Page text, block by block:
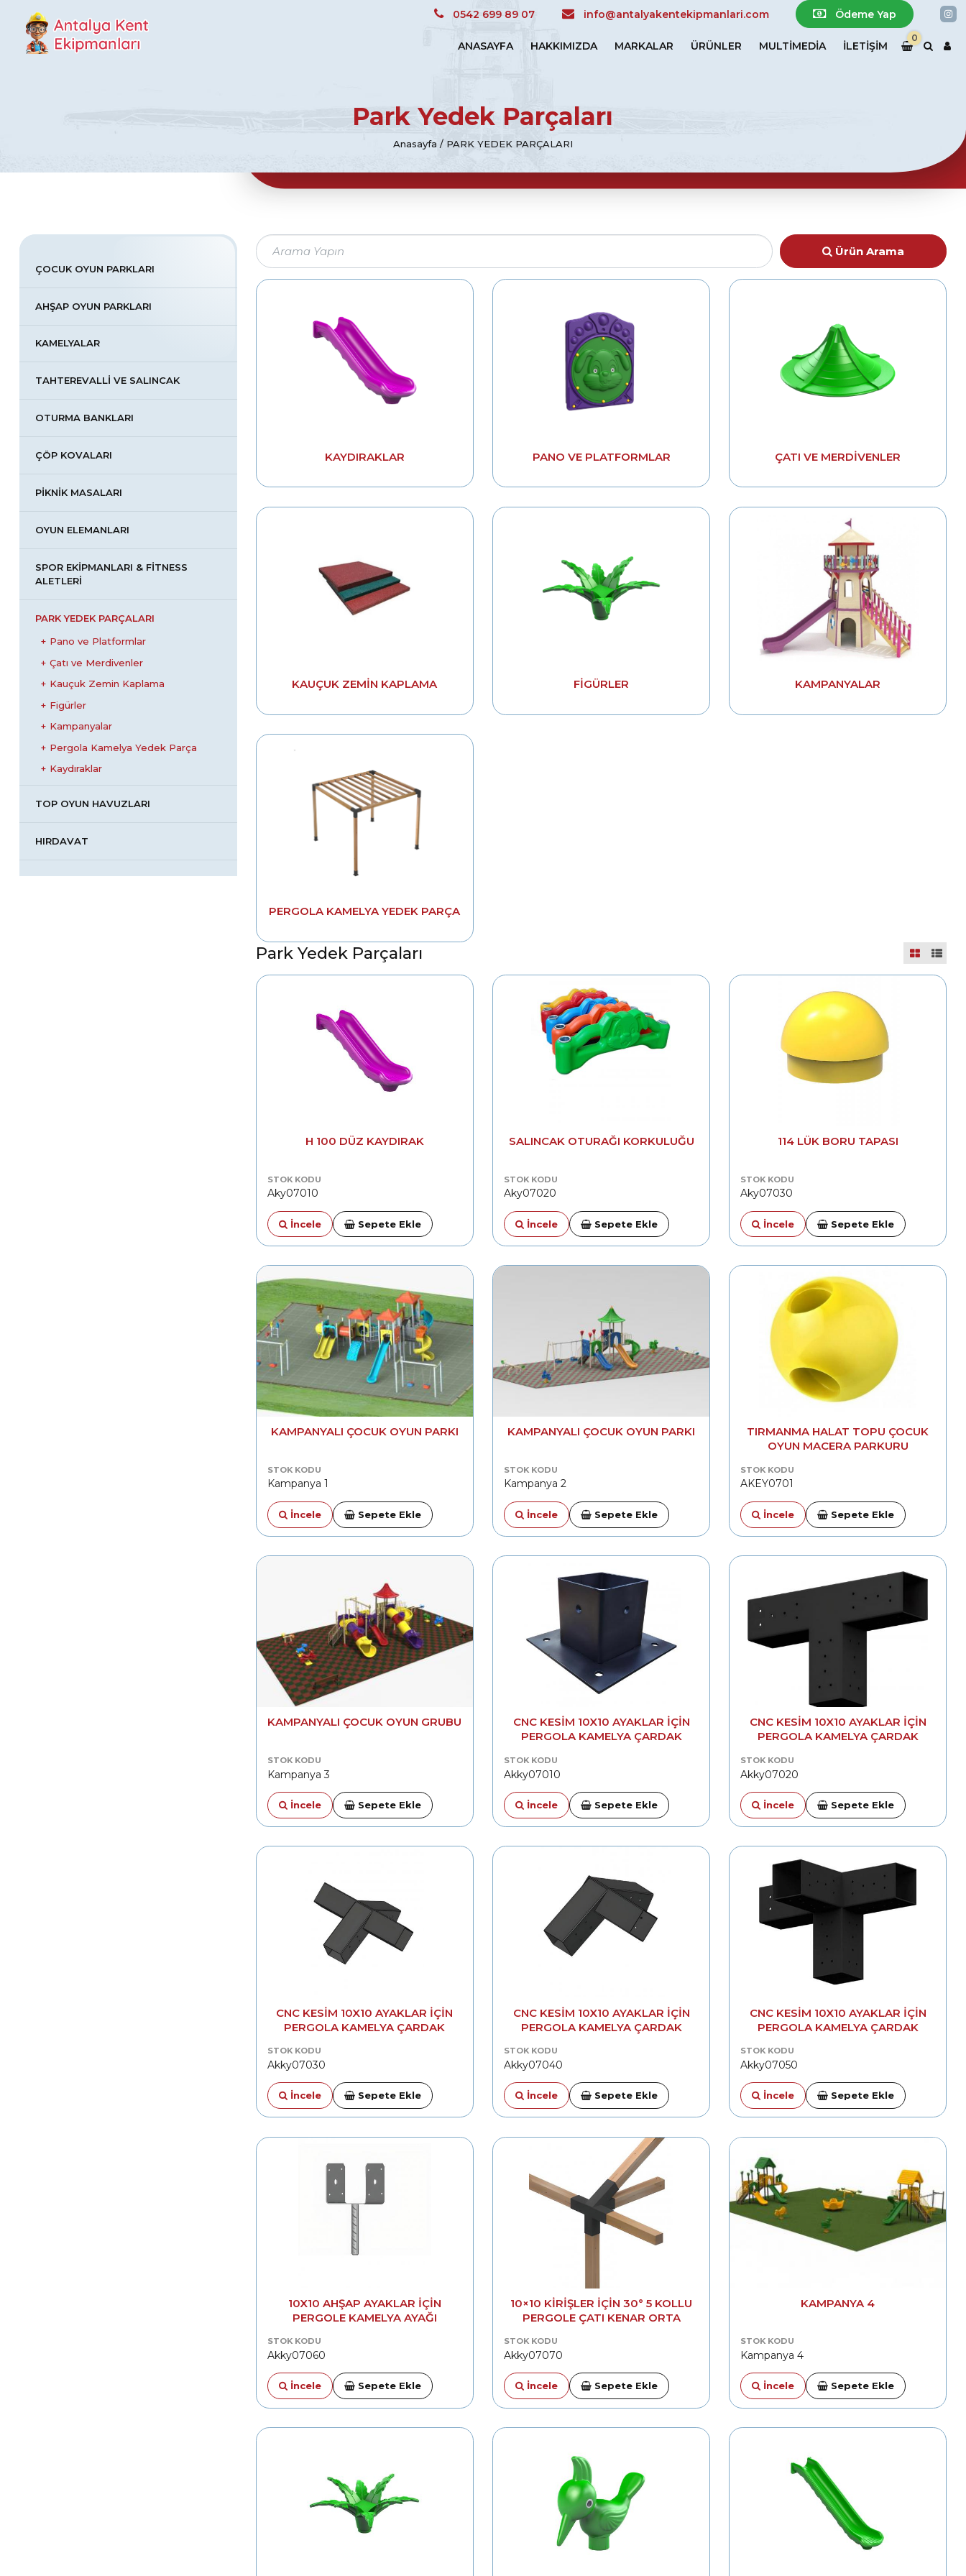
Antalya Kent Ekipmanları ANASAYFA HAKKIMIZDA MARKALAR ÜRÜNLER MULTIMEDIA İLETİŞİM
0
0542 699 89 07 info@antalyakentekipmanlari.com Ödeme Yap
Park Yedek Parçaları
Anasayfa PARK YEDEK PARÇALARI
Ürün Arama
KAYDIRAKLAR PANO VE PLATFORMLAR ÇATI VE MERDIVENLER
KAUÇUK ZEMIN KAPLAMA FIGÜRLER KAMPANYALAR
PERGOLA KAMELYA YEDEK PARÇA
Park Yedek Parçaları
H 100 DÜZ KAYDIRAK
STOK KODU
Aky07010
İncele Sepete Ekle
SALINCAK OTURAĞI KORKULUĞU
STOK KODU
Aky07020
İncele Sepete Ekle
114 LÜK BORU TAPASI
STOK KODU
Aky07030
İncele Sepete Ekle
KAMPANYALI ÇOCUK OYUN PARKI
STOK KODU
Kampanya 1
İncele Sepete Ekle
KAMPANYALI ÇOCUK OYUN PARKI
STOK KODU
Kampanya 2
İncele Sepete Ekle
TIRMANMA HALAT TOPU ÇOCUK
OYUN MACERA PARKURU
STOK KODU
AKEY0701
İncele Sepete Ekle
KAMPANYALI ÇOCUK OYUN GRUBU
STOK KODU
Kampanya 3
İncele Sepete Ekle
CNC KESIM 10X10 AYAKLAR IÇIN
PERGOLA KAMELYA ÇARDAK
STOK KODU
Akky07010
İncele Sepete Ekle
CNC KESIM 10X10 AYAKLAR IÇIN
PERGOLA KAMELYA ÇARDAK
STOK KODU
Akky07020
İncele Sepete Ekle
CNC KESIM 10X10 AYAKLAR IÇIN
PERGOLA KAMELYA ÇARDAK
STOK KODU
Akky07030
İncele Sepete Ekle
CNC KESIM 10X10 AYAKLAR IÇIN
PERGOLA KAMELYA ÇARDAK
STOK KODU
Akky07040
İncele Sepete Ekle
CNC KESIM 10X10 AYAKLAR IÇIN
PERGOLA KAMELYA ÇARDAK
STOK KODU
Akky07050
İncele Sepete Ekle
10X10 AHŞAP AYAKLAR İÇIN
PERGOLE KAMELYA AYAĞI
STOK KODU
Akky07060
İncele Sepete Ekle
10×10 KIRIŞLER IÇIN 30° 5 KOLLU
PERGOLE ÇATI KENAR ORTA
STOK KODU
Akky07070
İncele Sepete Ekle
KAMPANYA 4
STOK KODU
Kampanya 4
İncele Sepete Ekle
ÇOCUK OYUN PARKLARI
AHŞAP OYUN PARKLARI
KAMELYALAR
TAHTEREVALLI VE SALINCAK
OTURMA BANKLARI
ÇÖP KOVALARI
PIKNIK MASALARI
OYUN ELEMANLARI
SPOR EKIPMANLARI & FİTNESS
ALETLERI
PARK YEDEK PARÇALARI
Pano ve Platformlar
Çatı ve Merdivenler
Kauçuk Zemin Kaplama
Figürler
Kampanyalar
Pergola Kamelya Yedek Parça
Kaydıraklar
TOP OYUN HAVUZLARI
HIRDAVAT